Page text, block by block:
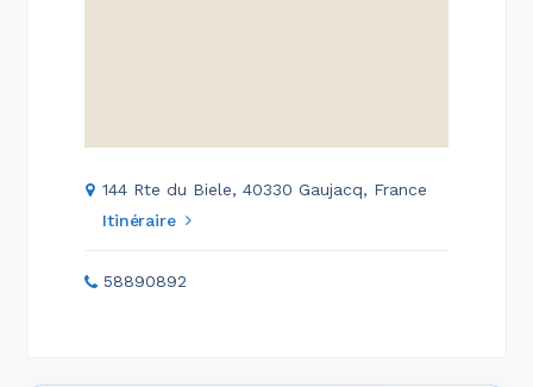
144 Rte du Biele, 40330 Gaujacq, France
Itinéraire
58890892